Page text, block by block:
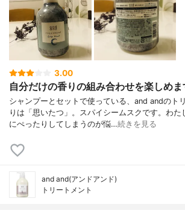
3.00
自分だけの香りの組み合わせを楽しめま
シャンプーとセットで使っている、and andのト
りは「思いたつ」。スパイシームスクです。わた
にぺったりしてしまうのが悩…続きを見る
and and(アンドアンド)
トリートメント